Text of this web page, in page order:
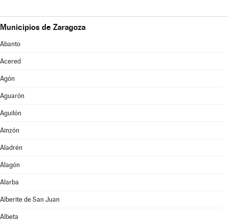
Municipios de Zaragoza
Abanto
Acered
Agón
Aguarón
Aguilón
Ainzón
Aladrén
Alagón
Alarba
Alberite de San Juan
Albeta